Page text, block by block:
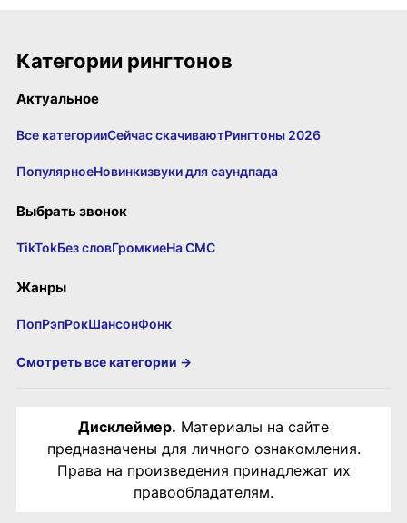
Категории рингтонов
Актуальное
Все категорииСейчас скачиваютРингтоны 2026
ПопулярноеНовинкизвуки для саундпада
Выбрать звонок
TikTokБез словГромкиеНа СМС
Жанры
ПопРэпРокШансонФонк
Смотреть все категории →
Дисклеймер. Материалы на сайте
предназначены для личного ознакомления.
Права на произведения принадлежат их
правообладателям.